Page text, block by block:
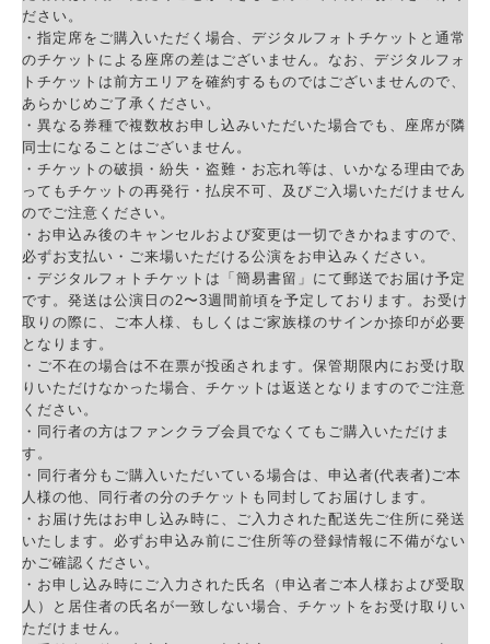
ださい。
・指定席をご購入いただく場合、デジタルフォトチケットと通常
のチケットによる座席の差はございません。なお、デジタルフォ
トチケットは前方エリアを確約するものではございませんので、
あらかじめご了承ください。
・異なる券種で複数枚お申し込みいただいた場合でも、座席が隣
同士になることはございません。
・チケットの破損・紛失・盗難・お忘れ等は、いかなる理由であ
ってもチケットの再発行・払戻不可、及びご入場いただけません
のでご注意ください。
・お申込み後のキャンセルおよび変更は一切できかねますので、
必ずお支払い・ご来場いただける公演をお申込みください。
・デジタルフォトチケットは「簡易書留」にて郵送でお届け予定
です。発送は公演日の2〜3週間前頃を予定しております。お受け
取りの際に、ご本人様、もしくはご家族様のサインか捺印が必要
となります。
・ご不在の場合は不在票が投函されます。保管期限内にお受け取
りいただけなかった場合、チケットは返送となりますのでご注意
ください。
・同行者の方はファンクラブ会員でなくてもご購入いただけま
す。
・同行者分もご購入いただいている場合は、申込者(代表者)ご本
人様の他、同行者の分のチケットも同封してお届けします。
・お届け先はお申し込み時に、ご入力された配送先ご住所に発送
いたします。必ずお申込み前にご住所等の登録情報に不備がない
かご確認ください。
・お申し込み時にご入力された氏名（申込者ご本人様および受取
人）と居住者の氏名が一致しない場合、チケットをお受け取りい
ただけません。